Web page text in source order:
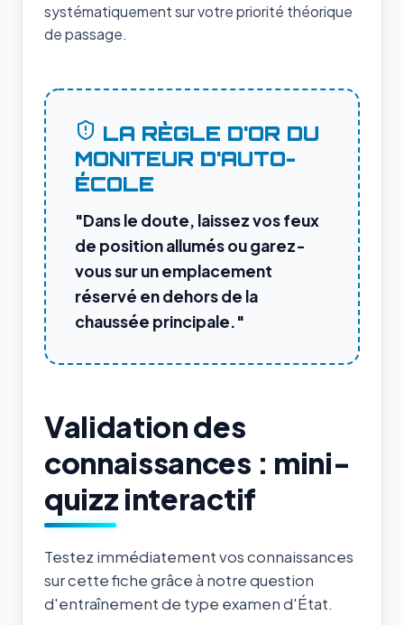
systématiquement sur votre priorité théorique
de passage.
LA RÈGLE D'OR DU
MONITEUR D'AUTO-
ÉCOLE
"Dans le doute, laissez vos feux
de position allumés ou garez-
vous sur un emplacement
réservé en dehors de la
chaussée principale."
Validation des
connaissances : mini-
quizz interactif
Testez immédiatement vos connaissances
sur cette fiche grâce à notre question
d'entraînement de type examen d'État.